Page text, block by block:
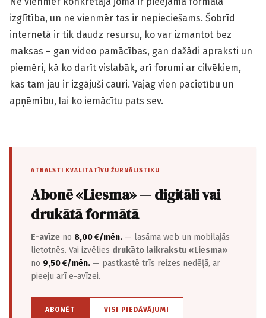
izglītība, un ne vienmēr tas ir nepieciešams. Šo­brīd
internetā ir tik daudz resursu, ko var izmantot bez
maksas – gan video pamācības, gan dažādi apraksti un
piemēri, kā ko darīt vislabāk, arī forumi ar cilvēkiem,
kas tam jau ir izgājuši cauri. Vajag vien pacietību un
apņēmību, lai ko iemācītu pats sev.
ATBALSTI KVALITATĪVU ŽURNĀLISTIKU
Abonē «Liesma» — digitāli vai
drukātā formātā
E-avīze no 8,00 €/mēn. — lasāma web un mobilajās
lietotnēs. Vai izvēlies drukāto laikrakstu «Liesma»
no 9,50 €/mēn. — pastkastē trīs reizes nedēļā, ar
pieeju arī e-avīzei.
ABONĒT VISI PIEDĀVĀJUMI